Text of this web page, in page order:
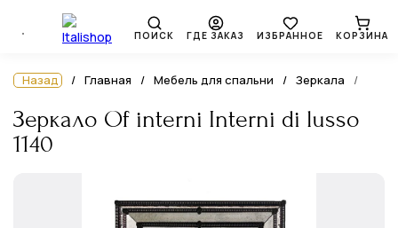
ПОИСК ГДЕ ЗАКАЗ ИЗБРАННОЕ КОРЗИНА
Назад Главная Мебель для спальни Зеркала
Зеркало Of interni Interni di lusso
1140